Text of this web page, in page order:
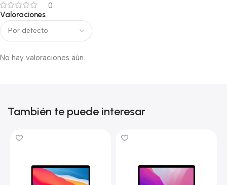
0
Valoraciones
No hay valoraciones aún.
También te puede interesar